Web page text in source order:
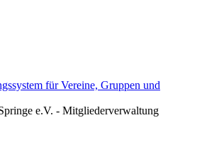
e.V. - Mitgliederverwaltung